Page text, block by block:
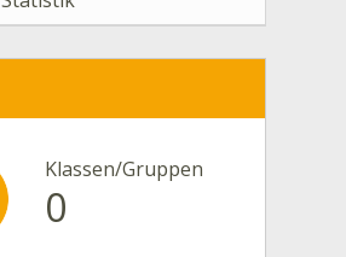
Klassen/Gruppen
0